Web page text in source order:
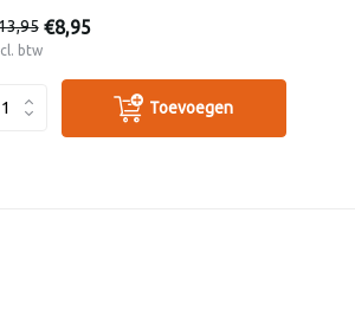
€8,95
btw
Toevoegen